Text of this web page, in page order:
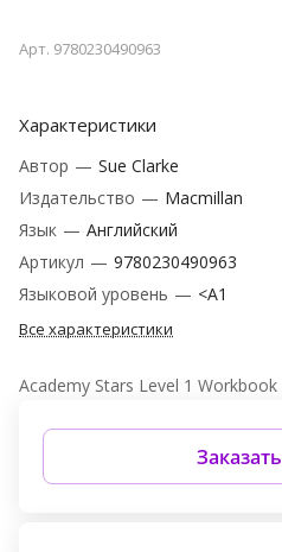
Арт. 9780230490963
Характеристики
Автор — Sue Clarke
Издательство — Macmillan
Язык — Английский
Артикул — 9780230490963
Языковой уровень — <A1
Все характеристики
Academy Stars Level 1 Workbook
Заказать